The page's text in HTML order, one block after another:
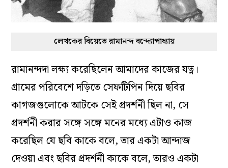
লেখকের বিয়েতে রামানন্দ বন্দ্যোপাধ্যায়
রামানন্দদা লক্ষ্য করেছিলেন আমাদের কাজের যত্ন।
গ্রামের পরিবেশে দড়িতে সেফটিপিন দিয়ে ছবির
কাগজগুলোকে আটকে সেই প্রদর্শনী ছিল না, সে
প্রদর্শনী করার সঙ্গে সঙ্গে মনের মধ্যে এটাও কাজ
করেছিল যে ছবি কাকে বলে, তার একটা আন্দাজ
দেওয়া এবং ছবির প্রদর্শনী কাকে বলে, তারও একটা